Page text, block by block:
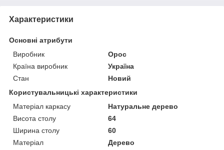
Характеристики
Основні атрибути
Виробник
Орос
Країна виробник
Україна
Стан
Новий
Користувальницькі характеристики
Матеріал каркасу
Натуральне дерево
Висота столу
64
Ширина столу
60
Матеріал
Дерево